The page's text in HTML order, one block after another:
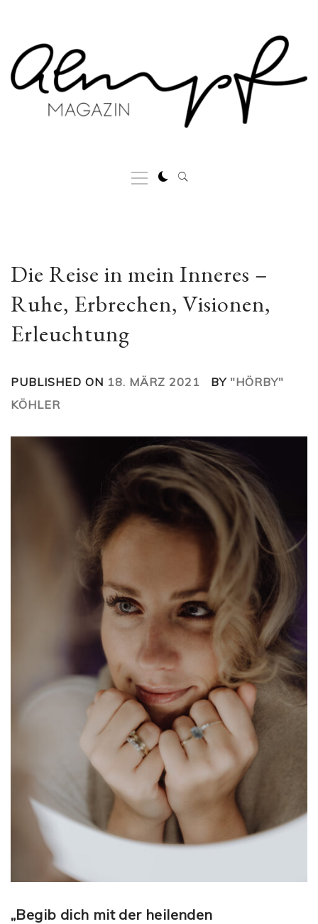
content
Primary
Menu
Die Reise in mein Inneres –
Ruhe, Erbrechen, Visionen,
Erleuchtung
PUBLISHED ON 18. MÄRZ 2021 BY "HÖRBY"
KÖHLER
„Begib dich mit der heilenden